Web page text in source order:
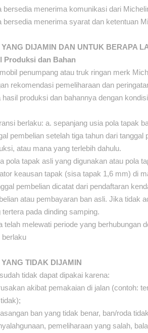
bersedia menerima komunikasi dari
bersedia menerima syarat dan ketentuan
YANG DIJAMIN DAN UNTUK BERAPA
Produksi dan Bahan
penumpang atau truk ringan merk
rekomendasi pemeliharaan dan
hasil produksi dan bahannya dengan
berlaku: a. sepanjang usia pola tapak
pembelian setelah tiga tahun dari
atau mana yang terlebih dahulu.
pola tapak asli yang digunakan atau pola
keausan tapak (sisa tapak 1,6 mm) di
pembelian dicatat dari pendaftaran
atau pembayaran ban asli. Jika tidak
tertera pada dinding samping.
telah melewati periode yang berhubungan
berlaku
YANG TIDAK DIJAMIN
tidak dapat dipakai karena:
akibat pemakaian di jalan (contoh:
ban yang tidak benar, ban/roda
pemeliharaan yang salah,